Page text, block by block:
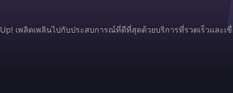
เพลิดเพลินไปกับประสบการณ์ที่ดีที่สุดด้วยบริการที่รวดเร็วและ